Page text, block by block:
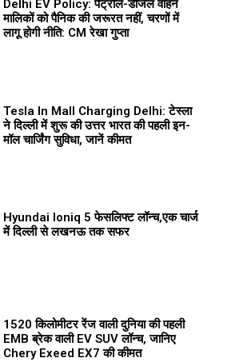
Delhi EV Policy: पेट्रोल-डीजल वाहन
मालिकों को पैनिक की जरूरत नहीं, चरणों में
लागू होगी नीति: CM रेखा गुप्ता
Tesla In Mall Charging Delhi: टेस्ला
ने दिल्ली में शुरू की उत्तर भारत की पहली इन-
मॉल चार्जिंग सुविधा, जानें कीमत
Hyundai Ioniq 5 फेसलिफ्ट लॉन्च,एक चार्ज
में दिल्ली से लखनऊ तक सफर
1520 किलोमीटर रेंज वाली दुनिया की पहली
EMB ब्रेक वाली EV SUV लॉन्च, जानिए
Chery Exeed EX7 की कीमत